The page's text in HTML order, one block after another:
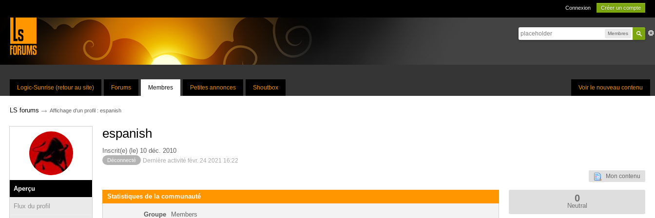
Connexion Créer un compte
Membres
Voir le nouveau contenu
Logic-Sunrise (retour au site) Forums Membres Petites annonces Shoutbox
LS forums → Affichage d'un profil : espanish
Aperçu
Flux du profil
espanish
Inscrit(e) (le) 10 déc. 2010
Déconnecté Dernière activité févr. 24 2021 16:22
Mon contenu
Statistiques de la communauté
Groupe Members
0
Neutral